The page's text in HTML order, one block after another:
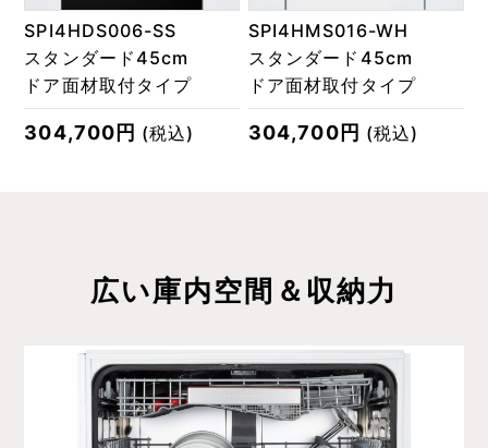
SPI4HDS006-SS
スタンダード45cm
ドア面材取付タイプ
304,700円 (税込)
SPI4HMS016-WH
スタンダード45cm
ドア面材取付タイプ
304,700円 (税込)
広い庫内空間＆収納力